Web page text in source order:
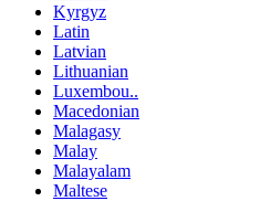
Kyrgyz
Latin
Latvian
Lithuanian
Luxembou..
Macedonian
Malagasy
Malay
Malayalam
Maltese